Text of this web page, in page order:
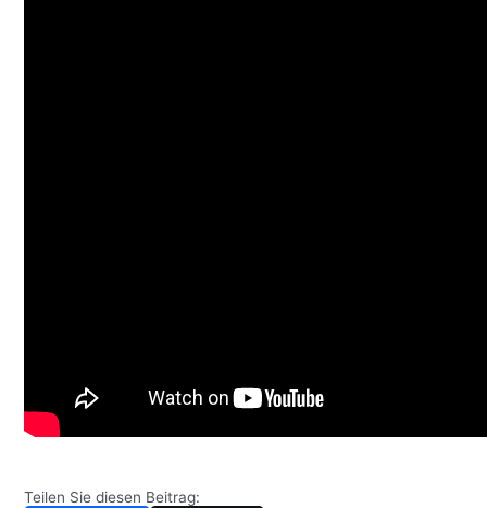
Teilen Sie diesen Beitrag: